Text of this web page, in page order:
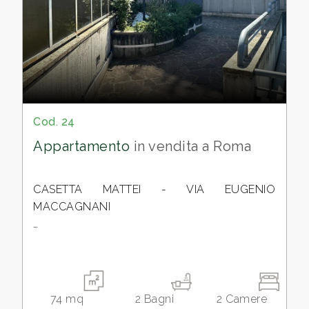
Cod. 24
Appartamento in vendita a Roma
CASETTA MATTEI - VIA EUGENIO
MACCAGNANI
proponiamo in vendita trilocale al piano terra
con giardino privato e doppi servizi, ideale
74 mq 2 Bagni 2 Camere
Roma
Tipologia
multiscelta
Qualsiasi